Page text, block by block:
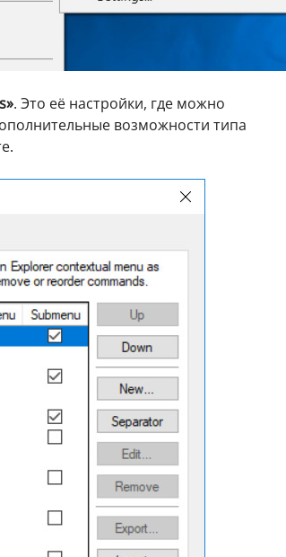
. Это её настройки, где можно
возможности типа